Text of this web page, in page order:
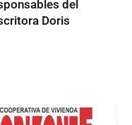
del
Doris